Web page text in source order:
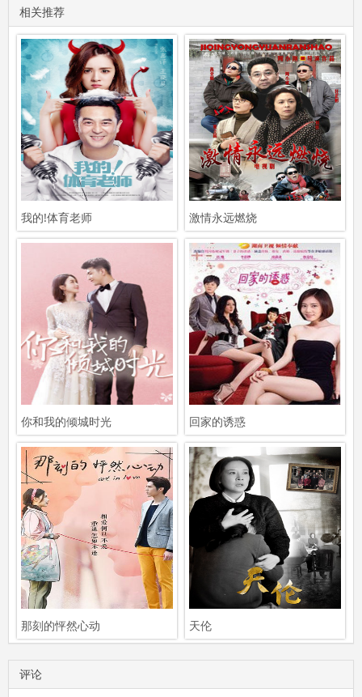
相关推荐
我的!体育老师 激情永远燃烧
你和我的倾城时光 回家的诱惑
那刻的怦然心动 天伦
评论